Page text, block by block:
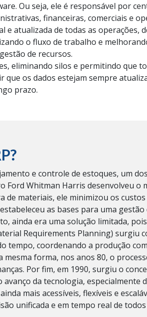
Ou seja, ele é responsável por
financeiras, comerciais e
e atualizada de todas as operações,
o fluxo de trabalho e
de recursos.
eliminando silos e permitindo que
os dados estejam sempre
prazo.
e controle de estoques, um
Whitman Harris desenvolveu o
materiais, ele minimizou os
as bases para uma
ainda era uma solução limitada,
Requirements Planning) surgiu
tempo, coordenando a produção
mesma forma, nos anos 80, o
Por fim, em 1990, surgiu o
avanço da tecnologia, especialmente
mais acessíveis, flexíveis e
unificada e em tempo real de